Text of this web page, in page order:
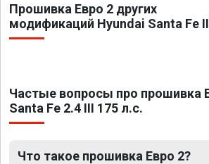
Прошивка Евро 2 других
модификаций Hyundai Santa Fe
Частые вопросы про прошивка
Santa Fe 2.4 III 175 л.с.
Что такое прошивка Евро 2?